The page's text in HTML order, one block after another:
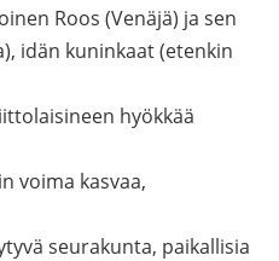
Roos (Venäjä) ja sen
idän kuninkaat (etenkin
hyökkää
voima kasvaa,
seurakunta, paikallisia